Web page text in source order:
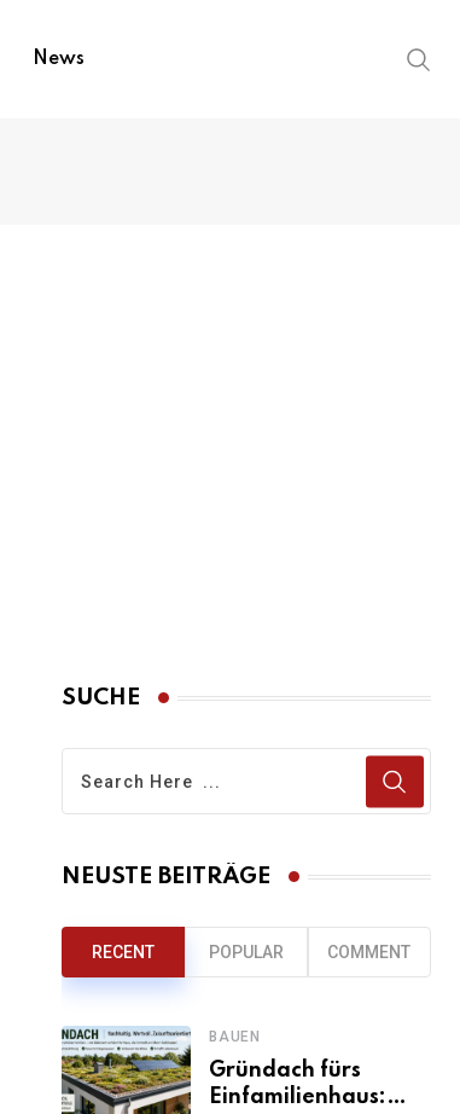
News
SUCHE
NEUSTE BEITRÄGE
RECENT POPULAR COMMENT
BAUEN
Gründach fürs
Einfamilienhaus: